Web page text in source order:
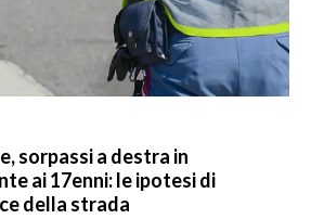
sorpassi a destra in
ai 17enni: le ipotesi di
della strada